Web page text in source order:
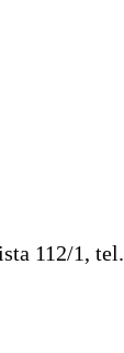
112/1, tel.